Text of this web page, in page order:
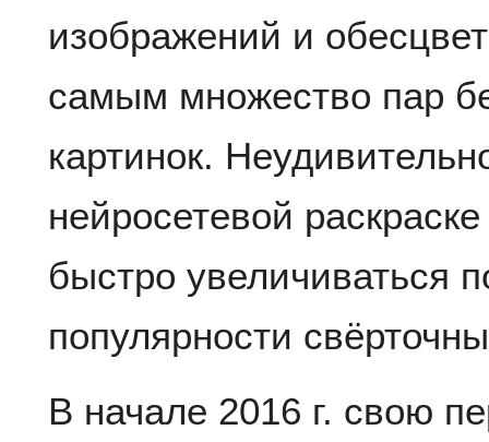
изображений и
самым множество пар
картинок.
нейросетевой
быстро увеличиваться
популярности
В начале 2016 г. свою